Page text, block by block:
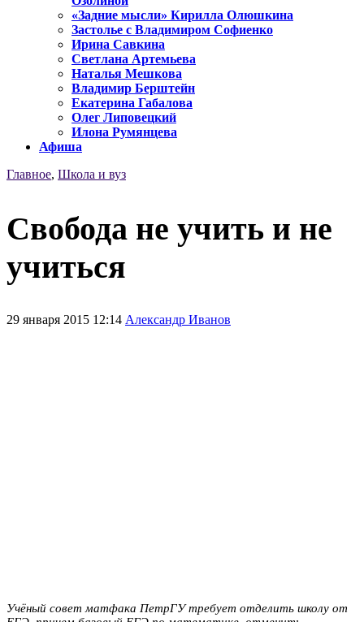
«Задние мысли» Кирилла Олюшкина
Застолье с Владимиром Софиенко
Ирина Савкина
Светлана Артемьева
Наталья Мешкова
Владимир Берштейн
Екатерина Габалова
Олег Липовецкий
Илона Румянцева
Афиша
Главное, Школа и вуз
Свобода не учить и не
учиться
29 января 2015 12:14 Александр Иванов
Учёный совет матфака ПетрГУ требует отделить школу от